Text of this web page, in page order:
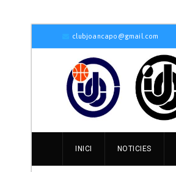
clubjoancapo@gmail.com
INICI NOTICIES